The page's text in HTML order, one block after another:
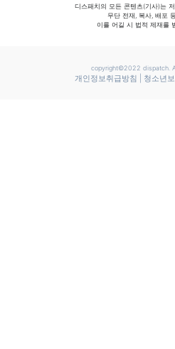
디스패치의 모든 콘텐츠(기사)는
무단 전재, 복사, 배포
이를 어길 시 법적 제재를
copyright©2022 dispatch.
개인정보취급방침 청소년